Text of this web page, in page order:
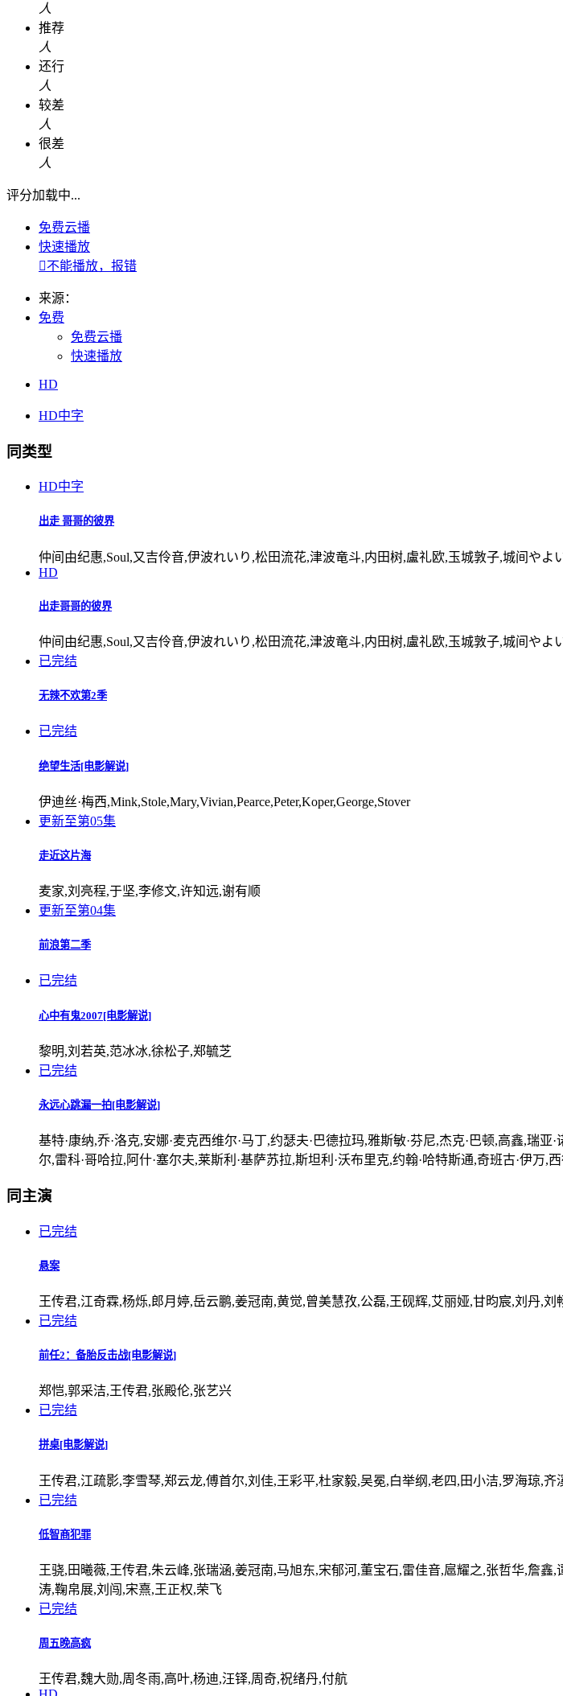
人
推荐
人
还行
人
较差
人
很差
人
评分加载中...
免费云播
快速播放
不能播放，报错
来源：
免费
免费云播
快速播放
HD
HD中字
同类型
HD中字
出走 哥哥的彼界
仲间由纪惠,Soul,又吉伶音,伊波れいり,松田流花,津波竜斗,内田树,盧礼欧,玉城敦子,城间やよ
HD
出走哥哥的彼界
仲间由纪惠,Soul,又吉伶音,伊波れいり,松田流花,津波竜斗,内田树,盧礼欧,玉城敦子,城间やよ
已完结
无辣不欢第2季
已完结
绝望生活[电影解说]
伊迪丝·梅西,Mink,Stole,Mary,Vivian,Pearce,Peter,Koper,George,Stover
更新至第05集
走近这片海
麦家,刘亮程,于坚,李修文,许知远,谢有顺
更新至第04集
前浪第二季
已完结
心中有鬼2007[电影解说]
黎明,刘若英,范冰冰,徐松子,郑毓芝
已完结
永远心跳漏一拍[电影解说]
基特·康纳,乔·洛克,安娜·麦克西维尔·马丁,约瑟夫·巴德拉玛,雅斯敏·芬尼,杰克·巴顿,高鑫,瑞
尔,雷科·哥哈拉,阿什·塞尔夫,莱斯利·基萨苏拉,斯坦利·沃布里克,约翰·哈特斯通,奇班古·伊万,
同主演
已完结
悬案
王传君,江奇霖,杨烁,郎月婷,岳云鹏,姜冠南,黄觉,曾美慧孜,公磊,王砚辉,艾丽娅,甘昀宸,刘丹,
已完结
前任2：备胎反击战[电影解说]
郑恺,郭采洁,王传君,张殿伦,张艺兴
已完结
拼桌[电影解说]
王传君,江疏影,李雪琴,郑云龙,傅首尔,刘佳,王彩平,杜家毅,吴冕,白举纲,老四,田小洁,罗海琼,
已完结
低智商犯罪
王骁,田曦薇,王传君,朱云峰,张瑞涵,姜冠南,马旭东,宋郁河,董宝石,雷佳音,扈耀之,张哲华,詹
涛,鞠帛展,刘闯,宋熹,王正权,荣飞
已完结
周五晚高疯
王传君,魏大勋,周冬雨,高叶,杨迪,汪铎,周奇,祝绪丹,付航